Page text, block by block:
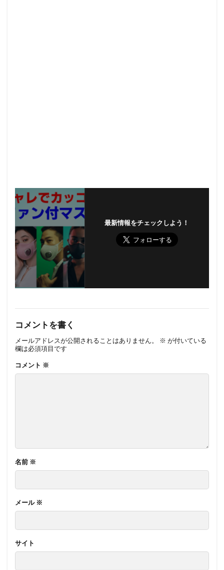
最新情報をチェックしよう！
コメントを書く
メールアドレスが公開されることはありません。 ※ が付いている
欄は必須項目です
コメント ※
名前 ※
メール ※
サイト